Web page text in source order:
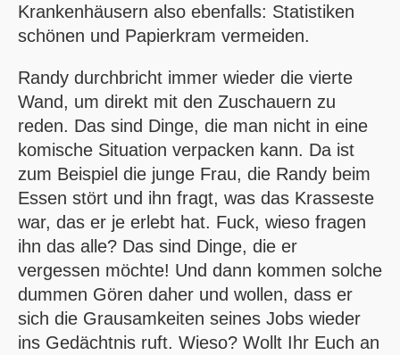
Krankenhäusern also ebenfalls: Statistiken
schönen und Papierkram vermeiden.
Randy durchbricht immer wieder die vierte
Wand, um direkt mit den Zuschauern zu
reden. Das sind Dinge, die man nicht in eine
komische Situation verpacken kann. Da ist
zum Beispiel die junge Frau, die Randy beim
Essen stört und ihn fragt, was das Krasseste
war, das er je erlebt hat. Fuck, wieso fragen
ihn das alle? Das sind Dinge, die er
vergessen möchte! Und dann kommen solche
dummen Gören daher und wollen, dass er
sich die Grausamkeiten seines Jobs wieder
ins Gedächtnis ruft. Wieso? Wollt Ihr Euch an